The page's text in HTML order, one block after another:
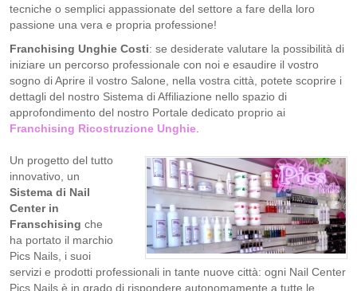
tecniche o semplici appassionate del settore a fare della loro
passione una vera e propria professione!
Franchising Unghie Costi: se desiderate valutare la possibilità di
iniziare un percorso professionale con noi e esaudire il vostro
sogno di Aprire il vostro Salone, nella vostra città, potete scoprire i
dettagli del nostro Sistema di Affiliazione nello spazio di
approfondimento del nostro Portale dedicato proprio ai
Franchising Ricostruzione Unghie
Un progetto del tutto
innovativo, un
Sistema di Nail
Center in
Franschising che
ha portato il marchio
Pics Nails, i suoi
servizi e prodotti professionali in tante nuove città: ogni Nail Center
Pics Nails è in grado di rispondere autonomamente a tutte le